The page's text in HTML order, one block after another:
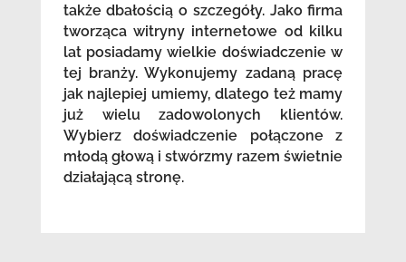
także dbałością o szczegóły. Jako firma
tworząca witryny internetowe od kilku
lat posiadamy wielkie doświadczenie w
tej branży. Wykonujemy zadaną pracę
jak najlepiej umiemy, dlatego też mamy
już wielu zadowolonych klientów.
Wybierz doświadczenie połączone z
młodą głową i stwórzmy razem świetnie
działającą stronę.